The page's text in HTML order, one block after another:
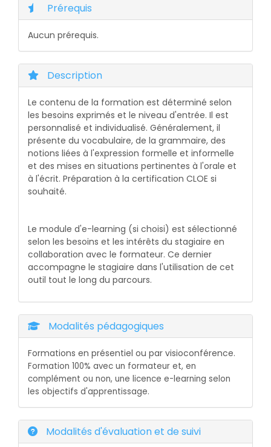
Prérequis
Aucun prérequis.
Description
Le contenu de la formation est déterminé selon
les besoins exprimés et le niveau d'entrée. Il est
personnalisé et individualisé. Généralement, il
présente du vocabulaire, de la grammaire, des
notions liées à l'expression formelle et informelle
et des mises en situations pertinentes à l'orale et
à l'écrit. Préparation à la certification CLOE si
souhaité.
Le module d'e-learning (si choisi) est sélectionné
selon les besoins et les intérêts du stagiaire en
collaboration avec le formateur. Ce dernier
accompagne le stagiaire dans l'utilisation de cet
outil tout le long du parcours.
Modalités pédagogiques
Formations en présentiel ou par visioconférence.
Formation 100% avec un formateur et, en
complément ou non, une licence e-learning selon
les objectifs d'apprentissage.
Modalités d'évaluation et de suivi